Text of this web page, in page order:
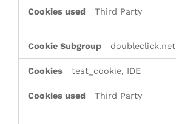
Third Party
doubleclick.net
test_cookie, IDE
Third Party